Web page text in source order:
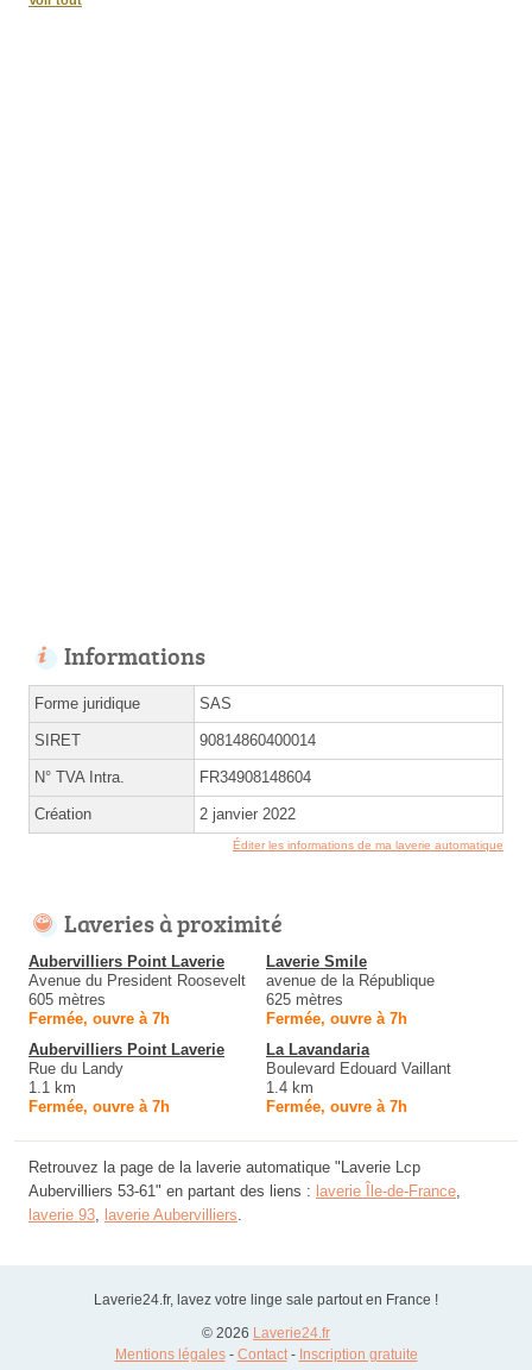
Informations
Forme juridique SAS
SIRET 90814860400014
N° TVA Intra. FR34908148604
Création 2 janvier 2022
Éditer les informations de ma laverie automatique
Laveries à proximité
Aubervilliers Point Laverie
Avenue du President Roosevelt
605 mètres
Fermée, ouvre à 7h
Laverie Smile
avenue de la République
625 mètres
Fermée, ouvre à 7h
Aubervilliers Point Laverie
Rue du Landy
1.1 km
Fermée, ouvre à 7h
La Lavandaria
Boulevard Edouard Vaillant
1.4 km
Fermée, ouvre à 7h
Retrouvez la page de la laverie automatique "Laverie Lcp
Aubervilliers 53-61" en partant des liens : laverie Île-de-France,
laverie 93, laverie Aubervilliers.
Laverie24.fr, lavez votre linge sale partout en France !
© 2026 Laverie24.fr
Mentions légales- Contact- Inscription gratuite